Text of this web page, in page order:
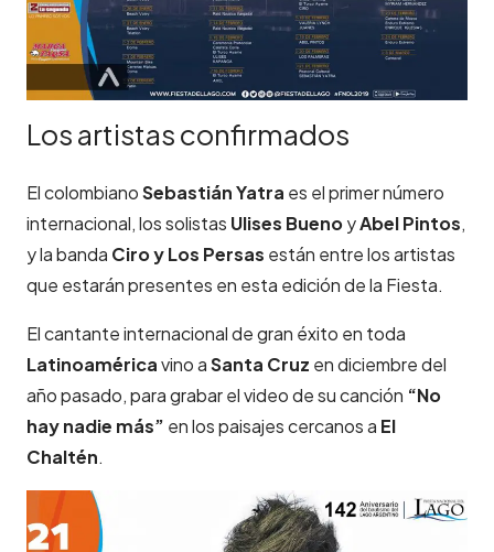
Los artistas confirmados
El colombianoSebastián Yatra es el primer número
internacional, los solistas Ulises BuenoyAbel Pintos,
y la banda Ciro y Los Persas están entre los artistas
que estarán presentes en esta edición de la Fiesta.
El cantante internacional de gran éxito en toda
Latinoaméricavino aSanta Cruz en diciembre del
año pasado, para grabar el video de su canción “No
hay nadie más” en los paisajes cercanos a El
Chaltén.